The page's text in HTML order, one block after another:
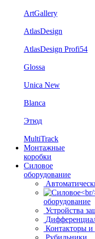
ArtGallery
AtlasDesign
AtlasDesign Profi54
Glossa
Unica New
Blanca
Этюд
MultiTrack
Монтажные
коробки
Силовое
оборудование
оборудование
Устройства
Контакторы и
Рубильники